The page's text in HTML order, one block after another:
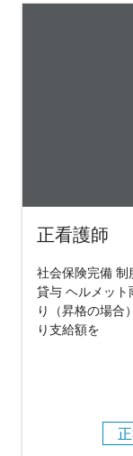
正看護師
社会保険完備
貸与 ヘルメッ
り（昇格の場合
り支給額を